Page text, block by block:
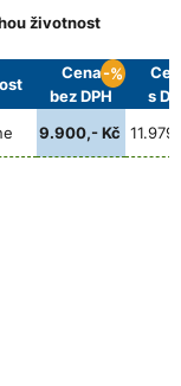
životnost
Cena
bez DPH
-%
s
9.900,- Kč